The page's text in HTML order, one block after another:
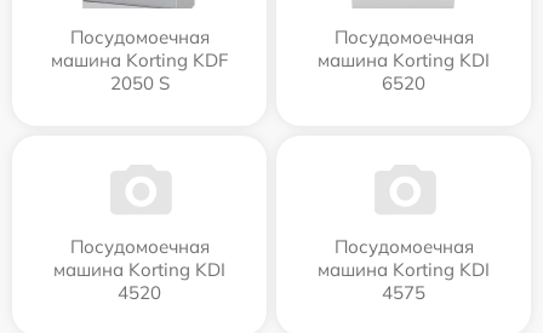
Посудомоечная
машина Korting KDF
2050 S
Посудомоечная
машина Korting KDI
6520
Посудомоечная
машина Korting KDI
4520
Посудомоечная
машина Korting KDI
4575